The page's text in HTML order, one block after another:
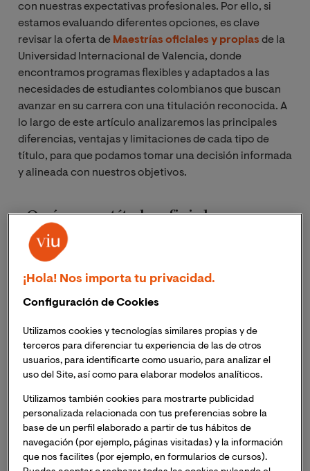
con nuestras expectativas profesionales. Por ello, si
estamos evaluando diferentes opciones, es clave
revisar la oferta de Maestrías oficiales y propias de la
Universidad Internacional de Valencia, donde
encontramos programas flexibles y adaptados a las
necesidades de estudiantes colombianos que buscan
avanzar en su carrera con una titulación reconocida. A
lo largo de este artículo analizaremos las principales
diferencias, ventajas y limitaciones de cada tipo de
título, para que podamos tomar una decisión informada
y alineada con nuestros objetivos.
¿Qué es un título oficial
universitario?
Untítulo oficial universitarioes aquel que ha sido
reconocido por el Ministerio de Universidades de
España y cumple con los estándares establecidos por el
tipo de titulación tiene validez en todo el territorio
español y en todos los países firmantes del EEES. Puede
ser homologado o convalidado en otros países, como
establecidos por el Ministerio de Educación Nacional.
Estos títulos son expedidos directamente por
universidades acreditadas y están sujetos a controles
¡Hola! Nos importa tu privacidad.
Configuración de Cookies
Utilizamos cookies y tecnologías similares propias y de
terceros para diferenciar tu experiencia de las de otros
usuarios, para identificarte como usuario, para analizar el
uso del Site, así como para elaborar modelos analíticos.
Utilizamos también cookies para mostrarte publicidad
personalizada relacionada con tus preferencias sobre la
base de un perfil elaborado a partir de tus hábitos de
navegación (por ejemplo, páginas visitadas) y la información
que nos facilites (por ejemplo, en formularios de cursos).